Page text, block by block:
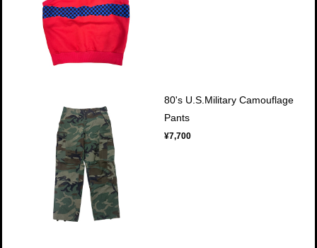
80's U.S.Military Camouflage
Pants
¥7,700